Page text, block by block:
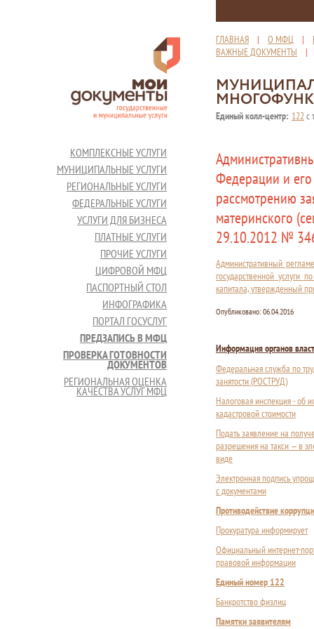
ГЛАВНАЯ | О МФЦ |
ВАЖНЫЕ ДОКУМЕНТЫ
Единый колл-центр: 122с
КОМПЛЕКСНЫЕ УСЛУГИ
МУНИЦИПАЛЬНЫЕ УСЛУГИ
РЕГИОНАЛЬНЫЕ УСЛУГИ
ФЕДЕРАЛЬНЫЕ УСЛУГИ
УСЛУГИ ДЛЯ БИЗНЕСА
ПЛАТНЫЕ УСЛУГИ
ПРОЧИЕ УСЛУГИ
ЦИФРОВОЙ МФЦ
ПАСПОРТНЫЙ СТОЛ
ИНФОГРАФИКА
ПОРТАЛ ГОСУСЛУГ
ПРЕДЗАПИСЬ В МФЦ
ПРОВЕРКА ГОТОВНОСТИ
ДОКУМЕНТОВ
РЕГИОНАЛЬНАЯ ОЦЕНКА
КАЧЕСТВА УСЛУГ МФЦ
Федерации и его
рассмотрению
материнского
29.10.2012 №
Административный
государственной услуги
капитала, утвержденный
Опубликовано: 06.04.2016
Информация органов
Федеральная служба по
занятости (РОСТРУД)
Налоговая инспекция - об
кадастровой стоимости
Подать заявление на
разрешения на такси — в
виде
Электронная подпись
с документами
Противодействие
Прокуратура информирует
Официальный интернет-
правовой информации
Единый номер 122
Банкротство физлиц
Памятки заявителям